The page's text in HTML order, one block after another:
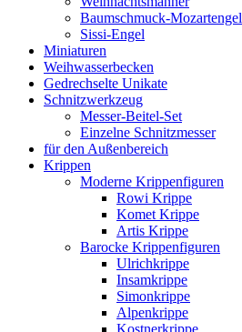
Baumschmuck-Mozartengel
Sissi-Engel
Miniaturen
Weihwasserbecken
Gedrechselte Unikate
Schnitzwerkzeug
Messer-Beitel-Set
Einzelne Schnitzmesser
für den Außenbereich
Krippen
Moderne Krippenfiguren
Rowi Krippe
Komet Krippe
Artis Krippe
Barocke Krippenfiguren
Ulrichkrippe
Insamkrippe
Simonkrippe
Alpenkrippe
Kostnerkrippe